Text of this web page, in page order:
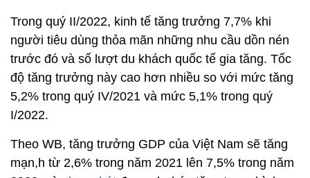
Trong quý II/2022, kinh tế tăng trưởng 7,7% khi
người tiêu dùng thỏa mãn những nhu cầu dồn nén
trước đó và số lượt du khách quốc tế gia tăng. Tốc
độ tăng trưởng này cao hơn nhiều so với mức tăng
5,2% trong quý IV/2021 và mức 5,1% trong quý
I/2022.
Theo WB, tăng trưởng GDP của Việt Nam sẽ tăng
mạn,h từ 2,6% trong năm 2021 lên 7,5% trong năm